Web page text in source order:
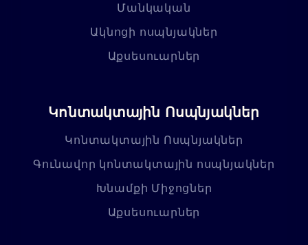
Մանկական
Ակնոցի ոսպնյակներ
Աքսեսուարներ
Կոնտակտային Ոսպնյակներ
Կոնտակտային Ոսպնյակներ
Գունավոր կոնտակտային ոսպնյակներ
Խնամքի Միջոցներ
Աքսեսուարներ